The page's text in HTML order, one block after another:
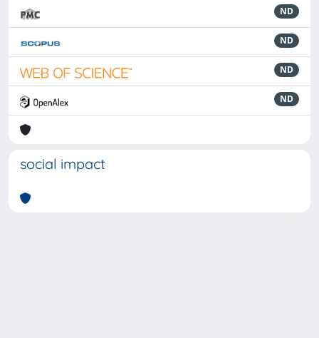
ND
ND
ND
ND
social impact